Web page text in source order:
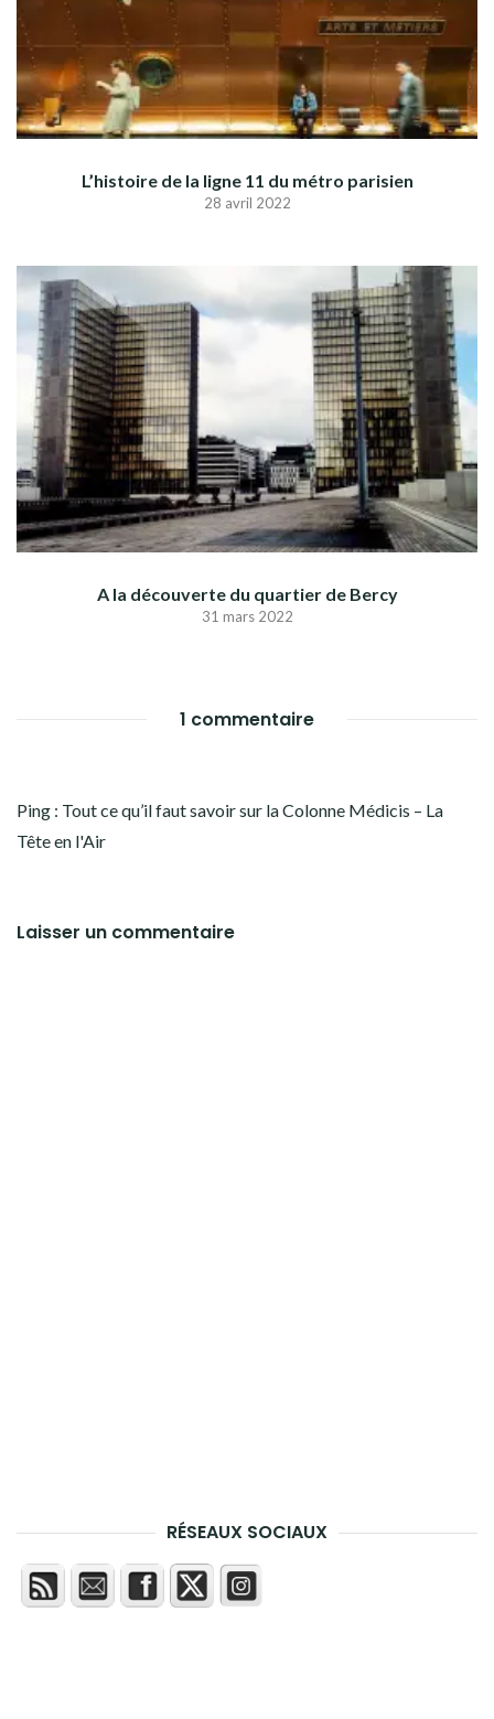
L’histoire de la ligne 11 du métro parisien
28 avril 2022
A la découverte du quartier de Bercy
31 mars 2022
1 commentaire
Ping : Tout ce qu’il faut savoir sur la Colonne Médicis – La
Tête en l'Air
Laisser un commentaire
RÉSEAUX SOCIAUX